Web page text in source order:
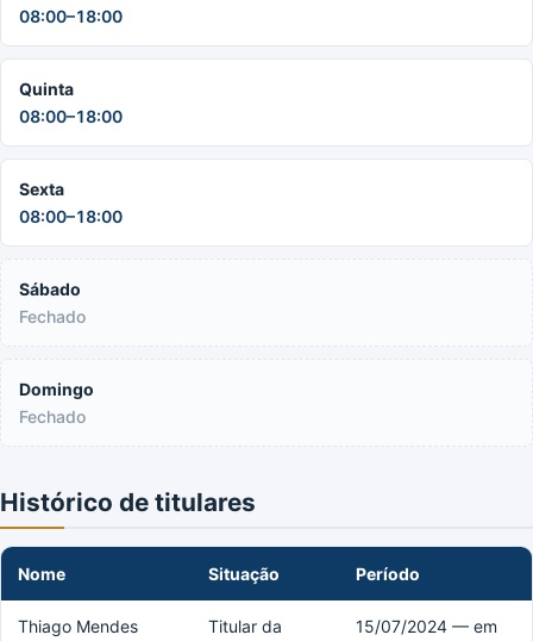
08:00–18:00
Quinta
08:00–18:00
Sexta
08:00–18:00
Sábado
Fechado
Domingo
Fechado
Histórico de titulares
Nome Situação Período
Thiago Mendes
Titular da
15/07/2024 — em